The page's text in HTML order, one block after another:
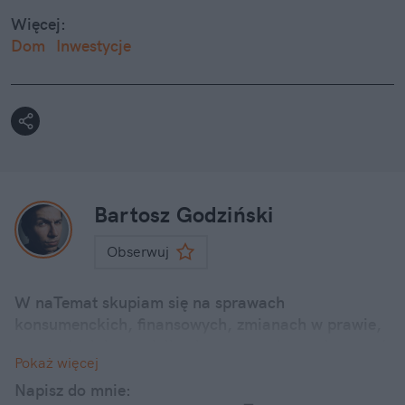
Więcej:
Dom
Inwestycje
Bartosz Godziński
Obserwuj
W naTemat skupiam się na sprawach
sprawy ważne i poważne i przede wszystkim bliskie
ludziom w przystępnej formie. Zawsze zależy mi na
Pokaż więcej
Napisz do mnie: